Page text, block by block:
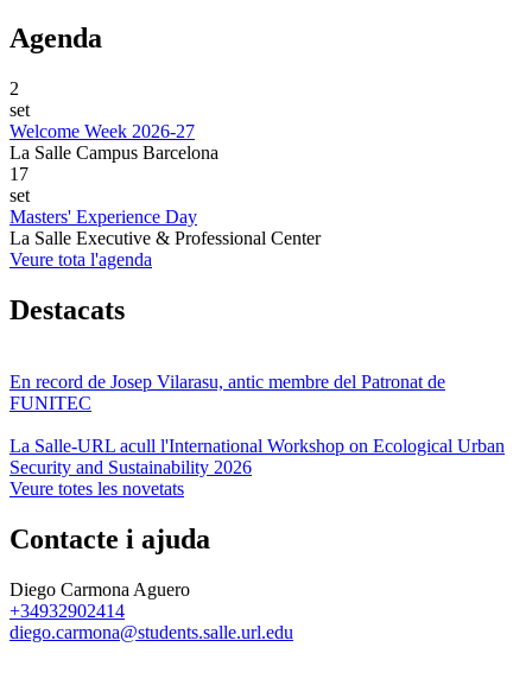
Agenda
2
set
Welcome Week 2026-27
La Salle Campus Barcelona
17
set
Masters' Experience Day
La Salle Executive & Professional Center
Veure tota l'agenda
Destacats
En record de Josep Vilarasu, antic membre del Patronat de
FUNITEC
La Salle-URL acull l'International Workshop on Ecological Urban
Security and Sustainability 2026
Veure totes les novetats
Contacte i ajuda
Diego Carmona Aguero
+34932902414
diego.carmona@students.salle.url.edu